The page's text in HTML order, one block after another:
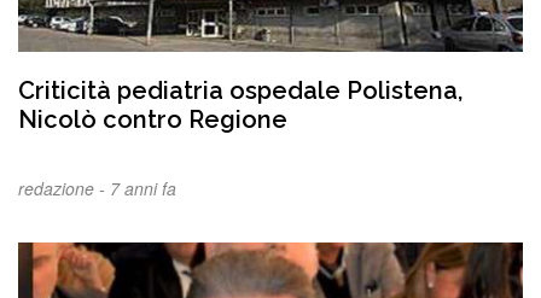
Criticità pediatria ospedale Polistena,
Nicolò contro Regione
redazione - 7 anni fa